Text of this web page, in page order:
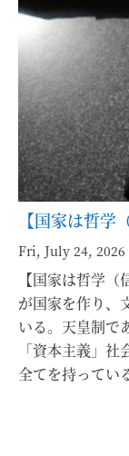
り、ふとした瞬
これらは日頃
るものだろう。
必ず想った通り
手は中学生の時
投手の「二刀流
すると言う「小
って成し遂げた
で言える事では
これが見直さ
に人生の方向性
う。それには
は小学生から中
思う。特に団体
根本はやはり
「愛」を持つと
だけ「与える
智と言えるか
【国家は哲学
Fri, July 24, 2026
【国家は哲学
が国家を作り、
いる。天皇制で
「資本主義」
全てを持ってい
ている。納得
「自由」で何